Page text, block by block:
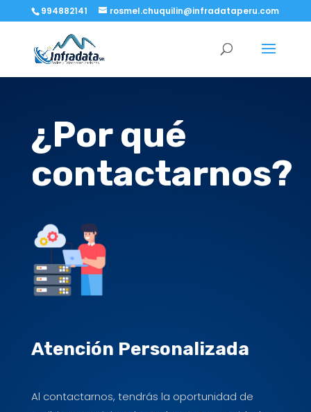
994882141 rosmel.chuquilin@infradataperu.com
¿Por qué
contactarnos?
Atención Personalizada
Al contactarnos, tendrás la oportunidad de